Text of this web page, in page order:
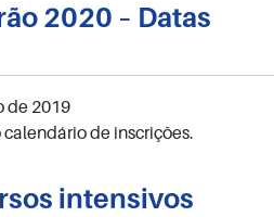
2020 – Datas
de 2019
de inscrições.
intensivos